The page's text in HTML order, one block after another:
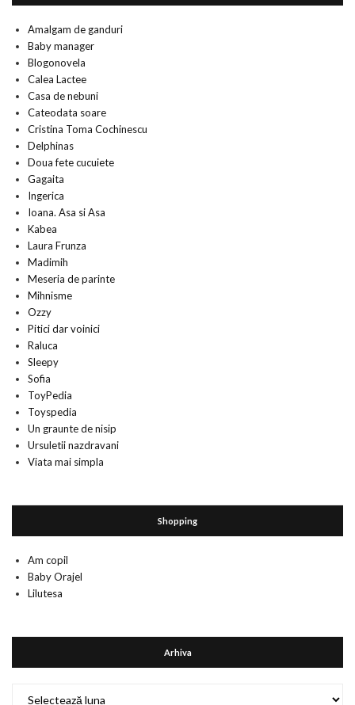
Amalgam de ganduri
Baby manager
Blogonovela
Calea Lactee
Casa de nebuni
Cateodata soare
Cristina Toma Cochinescu
Delphinas
Doua fete cucuiete
Gagaita
Ingerica
Ioana. Asa si Asa
Kabea
Laura Frunza
Madimih
Meseria de parinte
Mihnisme
Ozzy
Pitici dar voinici
Raluca
Sleepy
Sofia
ToyPedia
Toyspedia
Un graunte de nisip
Ursuletii nazdravani
Viata mai simpla
Shopping
Am copil
Baby Orajel
Lilutesa
Arhiva